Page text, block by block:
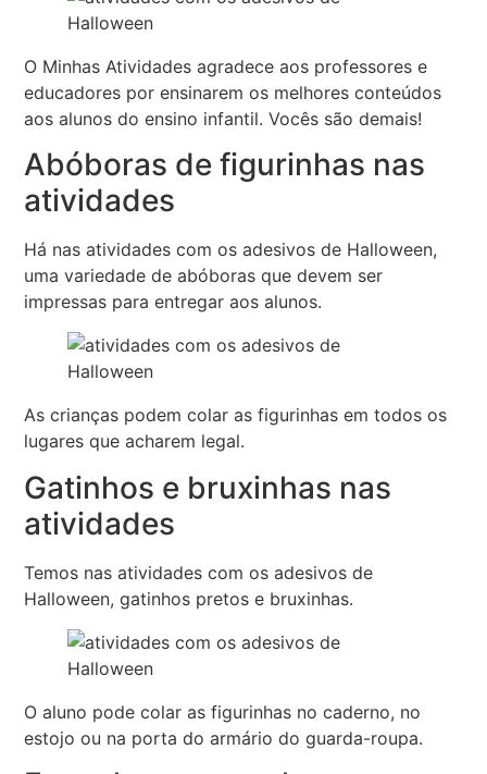
O Minhas Atividades agradece aos professores e
educadores por ensinarem os melhores conteúdos
aos alunos do ensino infantil. Vocês são demais!
Abóboras de figurinhas nas
atividades
Há nas atividades com os adesivos de Halloween,
uma variedade de abóboras que devem ser
impressas para entregar aos alunos.
As crianças podem colar as figurinhas em todos os
lugares que acharem legal.
Gatinhos e bruxinhas nas
atividades
Temos nas atividades com os adesivos de
Halloween, gatinhos pretos e bruxinhas.
O aluno pode colar as figurinhas no caderno, no
estojo ou na porta do armário do guarda-roupa.